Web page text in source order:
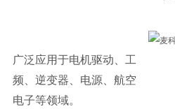
广泛应用于电机驱动、工
频、逆变器、电源、航空
电子等领域。